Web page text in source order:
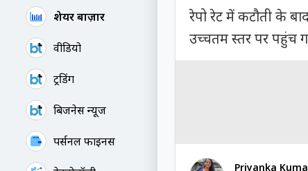
शेयर बाज़ार
वीडियो
ट्रेंडिंग
बिजनेस न्यूज
पर्सनल फाइनेंस
रेपो रेट में कटौती के
उच्चतम स्तर पर पहुंच
Priyanka